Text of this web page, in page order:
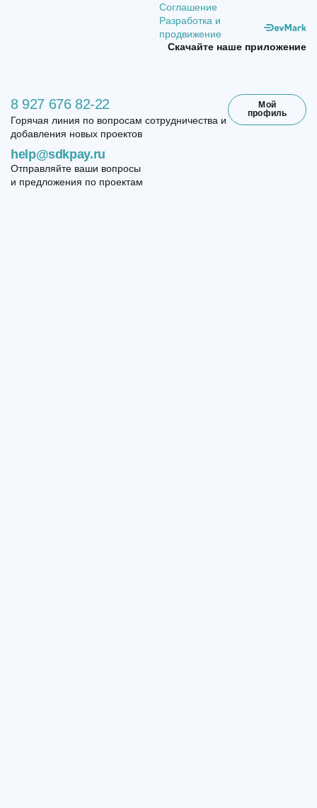
Соглашение
Разработка и
продвижение
Скачайте наше приложение
8 927 676 82-22
Горячая линия по вопросам сотрудничества и
добавления новых проектов
help@sdkpay.ru
Отправляйте ваши вопросы
и предложения по проектам
Мой
профиль